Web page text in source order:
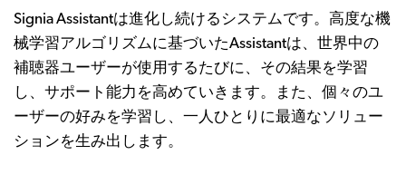
Signia Assistantは進化し続けるシステムです。高度な機
械学習アルゴリズムに基づいたAssistantは、世界中の
補聴器ユーザーが使用するたびに、その結果を学習
し、サポート能力を高めていきます。また、個々のユ
ーザーの好みを学習し、一人ひとりに最適なソリュー
ションを生み出します。